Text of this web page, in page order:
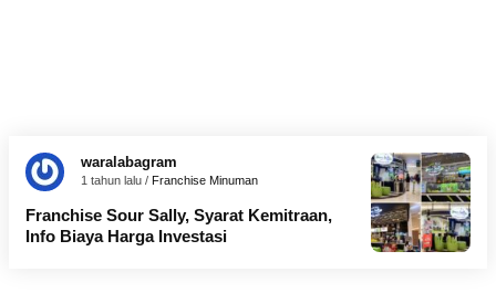
waralabagram
1 tahun lalu / Franchise Minuman
Franchise Sour Sally, Syarat Kemitraan,
Info Biaya Harga Investasi